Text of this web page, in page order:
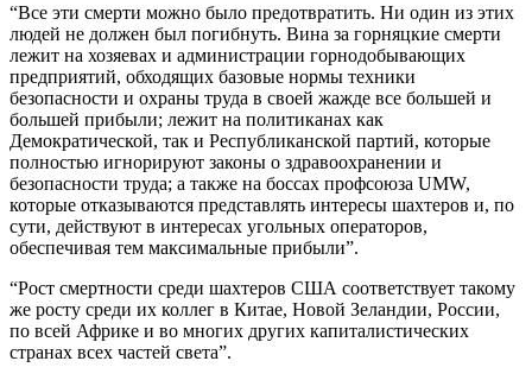
“Все эти смерти можно было предотвратить. Ни один из этих
людей не должен был погибнуть. Вина за горняцкие смерти
лежит на хозяевах и администрации горнодобывающих
предприятий, обходящих базовые нормы техники
безопасности и охраны труда в своей жажде все большей и
большей прибыли; лежит на политиканах как
Демократической, так и Республиканской партий, которые
полностью игнорируют законы о здравоохранении и
безопасности труда; а также на боссах профсоюза UMW,
которые отказываются представлять интересы шахтеров и, по
сути, действуют в интересах угольных операторов,
обеспечивая тем максимальные прибыли”.
“Рост смертности среди шахтеров США соответствует такому
же росту среди их коллег в Китае, Новой Зеландии, России,
по всей Африке и во многих других капиталистических
странах всех частей света”.